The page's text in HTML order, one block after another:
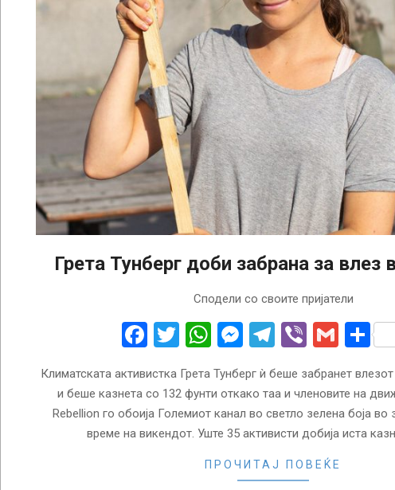
Грета Тунберг доби забрана за влез
Сподели со своите пријатели
Facebook
Twitter
WhatsApp
Messenger
Telegram
ViberGmail
Климатската активистка Грета Тунберг ѝ беше забранет
и беше казнета со 132 фунти откако таа и членовите на
Rebellion го обоија Големиот канал во светло зелена боја во
време на викендот. Уште 35 активисти добија иста
ПРОЧИТАЈ ПОВЕЌЕ